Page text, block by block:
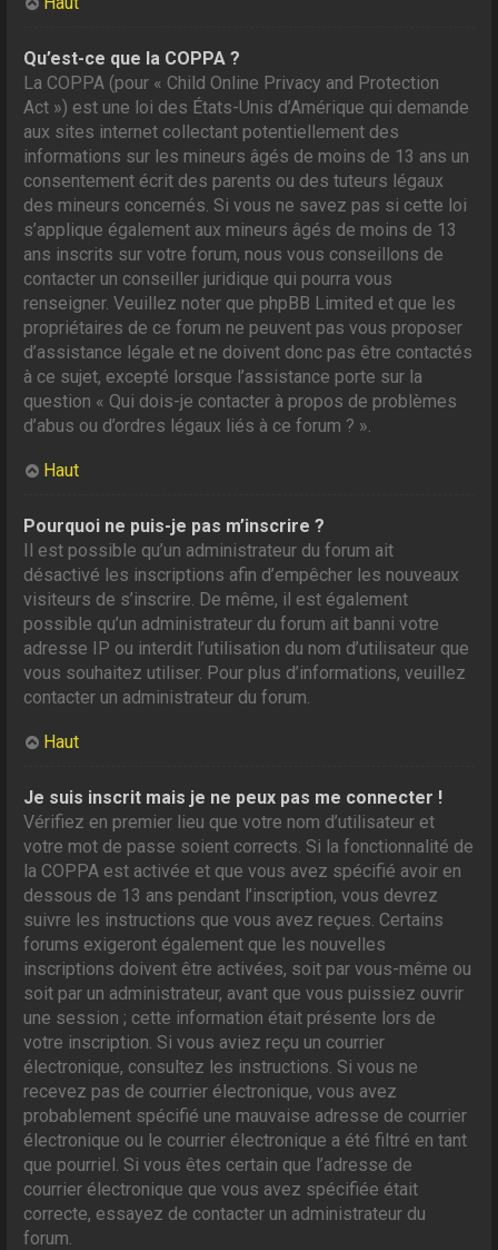
Qu’est-ce que la COPPA ?
La COPPA (pour « Child Online Privacy and Protection
Act ») est une loi des États-Unis d’Amérique qui demande
aux sites internet collectant potentiellement des
informations sur les mineurs âgés de moins de 13 ans un
consentement écrit des parents ou des tuteurs légaux
des mineurs concernés. Si vous ne savez pas si cette loi
s’applique également aux mineurs âgés de moins de 13
ans inscrits sur votre forum, nous vous conseillons de
contacter un conseiller juridique qui pourra vous
renseigner. Veuillez noter que phpBB Limited et que les
propriétaires de ce forum ne peuvent pas vous proposer
d’assistance légale et ne doivent donc pas être contactés
à ce sujet, excepté lorsque l’assistance porte sur la
question « Qui dois-je contacter à propos de problèmes
d’abus ou d’ordres légaux liés à ce forum ? ».
Haut
Pourquoi ne puis-je pas m’inscrire ?
Il est possible qu’un administrateur du forum ait
désactivé les inscriptions afin d’empêcher les nouveaux
visiteurs de s’inscrire. De même, il est également
possible qu’un administrateur du forum ait banni votre
adresse IP ou interdit l’utilisation du nom d’utilisateur que
vous souhaitez utiliser. Pour plus d’informations, veuillez
contacter un administrateur du forum.
Haut
Je suis inscrit mais je ne peux pas me connecter !
Vérifiez en premier lieu que votre nom d’utilisateur et
votre mot de passe soient corrects. Si la fonctionnalité de
la COPPA est activée et que vous avez spécifié avoir en
dessous de 13 ans pendant l’inscription, vous devrez
suivre les instructions que vous avez reçues. Certains
forums exigeront également que les nouvelles
inscriptions doivent être activées, soit par vous-même ou
soit par un administrateur, avant que vous puissiez ouvrir
une session ; cette information était présente lors de
votre inscription. Si vous aviez reçu un courrier
électronique, consultez les instructions. Si vous ne
recevez pas de courrier électronique, vous avez
probablement spécifié une mauvaise adresse de courrier
électronique ou le courrier électronique a été filtré en tant
que pourriel. Si vous êtes certain que l’adresse de
courrier électronique que vous avez spécifiée était
correcte, essayez de contacter un administrateur du
forum.